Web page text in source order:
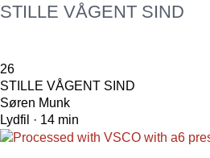
STILLE VÅGENT SIND
26
STILLE VÅGENT SIND
Søren Munk
Lydfil · 14 min